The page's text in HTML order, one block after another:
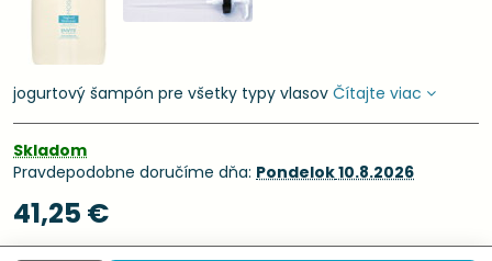
jogurtový šampón pre všetky typy vlasov Čítajte viac
Skladom
Pravdepodobne doručíme dňa: Pondelok10.8.2026
41,25 €